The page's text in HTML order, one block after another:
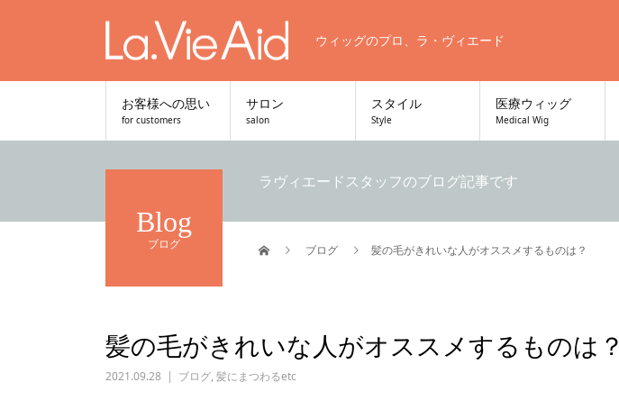
ウィッグのプロ、ラ・ヴィエード
お客様への思い
for customers
サロン
salon
スタイル
Style
医療ウィッグ
Medical Wig
Blog
ブログ
ラヴィエードスタッフのブログ記事です
ブログ 髪の毛がきれいな人がオススメするものは？
髪の毛がきれいな人がオススメするものは？
2021.09.28 ブログ, 髪にまつわるetc